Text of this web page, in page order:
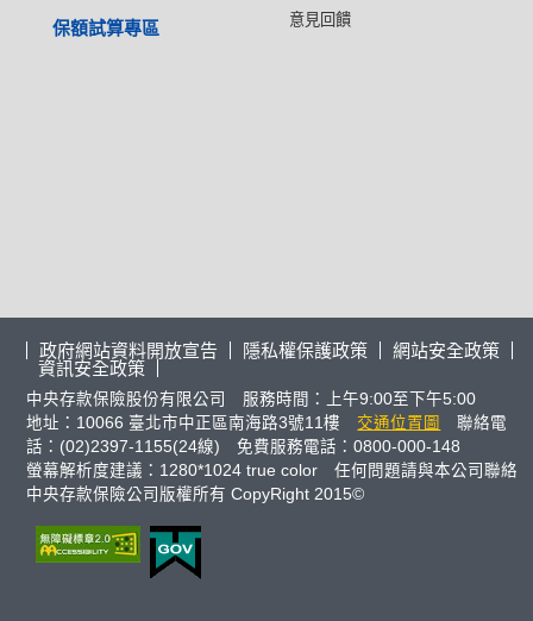
意見回饋
保額試算專區
政府網站資料開放宣告 隱私權保護政策
網站安全政策
資訊安全政策
中央存款保險股份有限公司 服務時間：上午9:00至下午5:00
地址：10066 臺北市中正區南海路3號11樓
交通位置圖
聯絡電
話：(02)2397-1155(24線) 免費服務電話：0800-000-148
螢幕解析度建議：1280*1024 true color 任何問題請與本公司聯絡
中央存款保險公司版權所有 CopyRight 2015©